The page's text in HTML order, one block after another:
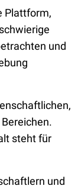
Plattform,
und
steht für
und